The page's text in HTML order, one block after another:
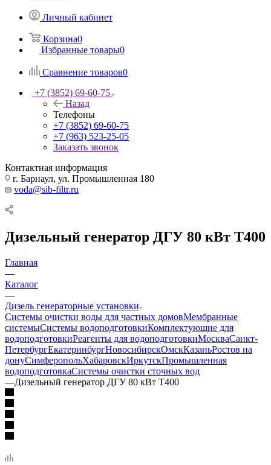
Личный кабинет
Корзина0
Избранные товары0
Сравнение товаров0
+7 (3852) 69-60-75
Назад
Телефоны
+7 (3852) 69-60-75
+7 (963) 523-25-05
Заказать звонок
Контактная информация
г. Барнаул, ул. Промышленная 180
voda@sib-filtr.ru
Дизельный генератор ДГУ 80 кВт Т400
Главная
—
Каталог
—
Дизель генераторные установки
Системы очистки воды для частных домовМембранные
системыСистемы водоподготовкиКомплектующие для
водоподготовкиРеагенты для водоподготовкиМоскваСанкт-
ПетербургЕкатеринбургНовосибирскОмскКазаньРостов на
донуСимферопольХабаровскИркутскПромышленная
водоподготовкаСистемы очистки сточных вод
—Дизельный генератор ДГУ 80 кВт Т400